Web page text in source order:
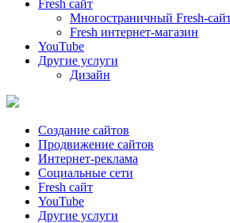
Fresh сайт
Многостраничный Fresh-
Fresh интернет-магазин
YouTube
Другие услуги
Дизайн
Создание сайтов
Продвижение сайтов
Интернет-реклама
Социальные сети
Fresh сайт
YouTube
Другие услуги